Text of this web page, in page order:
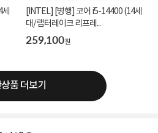
[INTEL] [병행] 코어 i5-14400 (14세
대/ 랩터레이크 리프레...
259,100원
품 더보기